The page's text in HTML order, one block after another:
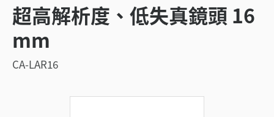
超高解析度、低失真鏡頭 16
mm
CA-LAR16